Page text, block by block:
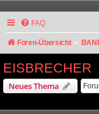
FAQ
Foren-Übersicht
EISBRECHER
Neues Thema